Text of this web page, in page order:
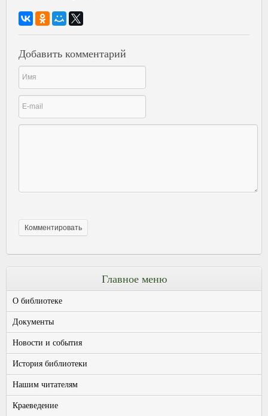
Добавить комментарий
Главное меню
О библиотеке
Документы
Новости и события
История библиотеки
Нашим читателям
Краеведение